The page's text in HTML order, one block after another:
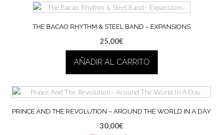
THE BACAO RHYTHM & STEEL BAND – EXPANSIONS
25,00€
AÑADIR AL CARRITO
PRINCE AND THE REVOLUTION – AROUND THE WORLD IN A DAY
30,00€